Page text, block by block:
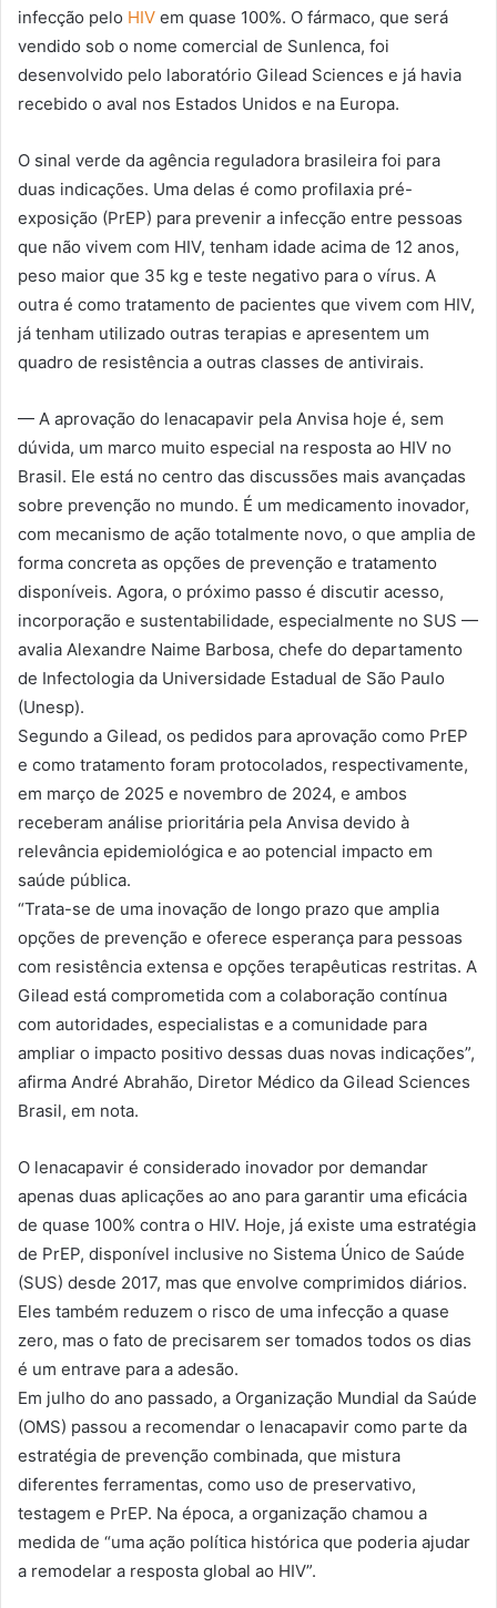
infecção pelo HIV em quase 100%. O fármaco, que será
vendido sob o nome comercial de Sunlenca, foi
desenvolvido pelo laboratório Gilead Sciences e já havia
recebido o aval nos Estados Unidos e na Europa.
O sinal verde da agência reguladora brasileira foi para
duas indicações. Uma delas é como profilaxia pré-
exposição (PrEP) para prevenir a infecção entre pessoas
que não vivem com HIV, tenham idade acima de 12 anos,
peso maior que 35 kg e teste negativo para o vírus. A
outra é como tratamento de pacientes que vivem com HIV,
já tenham utilizado outras terapias e apresentem um
quadro de resistência a outras classes de antivirais.
— A aprovação do lenacapavir pela Anvisa hoje é, sem
dúvida, um marco muito especial na resposta ao HIV no
Brasil. Ele está no centro das discussões mais avançadas
sobre prevenção no mundo. É um medicamento inovador,
com mecanismo de ação totalmente novo, o que amplia de
forma concreta as opções de prevenção e tratamento
disponíveis. Agora, o próximo passo é discutir acesso,
incorporação e sustentabilidade, especialmente no SUS —
avalia Alexandre Naime Barbosa, chefe do departamento
de Infectologia da Universidade Estadual de São Paulo
(Unesp).
Segundo a Gilead, os pedidos para aprovação como PrEP
e como tratamento foram protocolados, respectivamente,
em março de 2025 e novembro de 2024, e ambos
receberam análise prioritária pela Anvisa devido à
relevância epidemiológica e ao potencial impacto em
saúde pública.
“Trata-se de uma inovação de longo prazo que amplia
opções de prevenção e oferece esperança para pessoas
com resistência extensa e opções terapêuticas restritas. A
Gilead está comprometida com a colaboração contínua
com autoridades, especialistas e a comunidade para
ampliar o impacto positivo dessas duas novas indicações”,
afirma André Abrahão, Diretor Médico da Gilead Sciences
Brasil, em nota.
O lenacapavir é considerado inovador por demandar
apenas duas aplicações ao ano para garantir uma eficácia
de quase 100% contra o HIV. Hoje, já existe uma estratégia
de PrEP, disponível inclusive no Sistema Único de Saúde
(SUS) desde 2017, mas que envolve comprimidos diários.
Eles também reduzem o risco de uma infecção a quase
zero, mas o fato de precisarem ser tomados todos os dias
é um entrave para a adesão.
Em julho do ano passado, a Organização Mundial da Saúde
(OMS) passou a recomendar o lenacapavir como parte da
estratégia de prevenção combinada, que mistura
diferentes ferramentas, como uso de preservativo,
testagem e PrEP. Na época, a organização chamou a
medida de “uma ação política histórica que poderia ajudar
a remodelar a resposta global ao HIV”.